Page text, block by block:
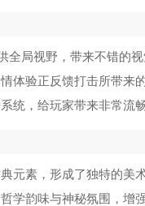
全局视野，带来不错的视
体验正反馈打击所带来
统，给玩家带来非常流
元素，形成了独特的美术
学韵味与神秘氛围，增